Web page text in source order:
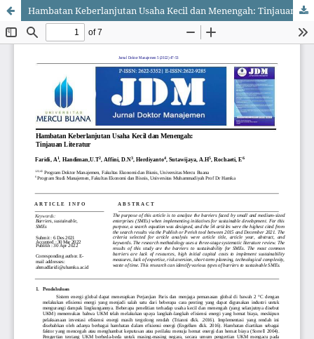
Hambatan Keberlanjutan Usaha Kecil dan Menengah: Tinjauan Literatur